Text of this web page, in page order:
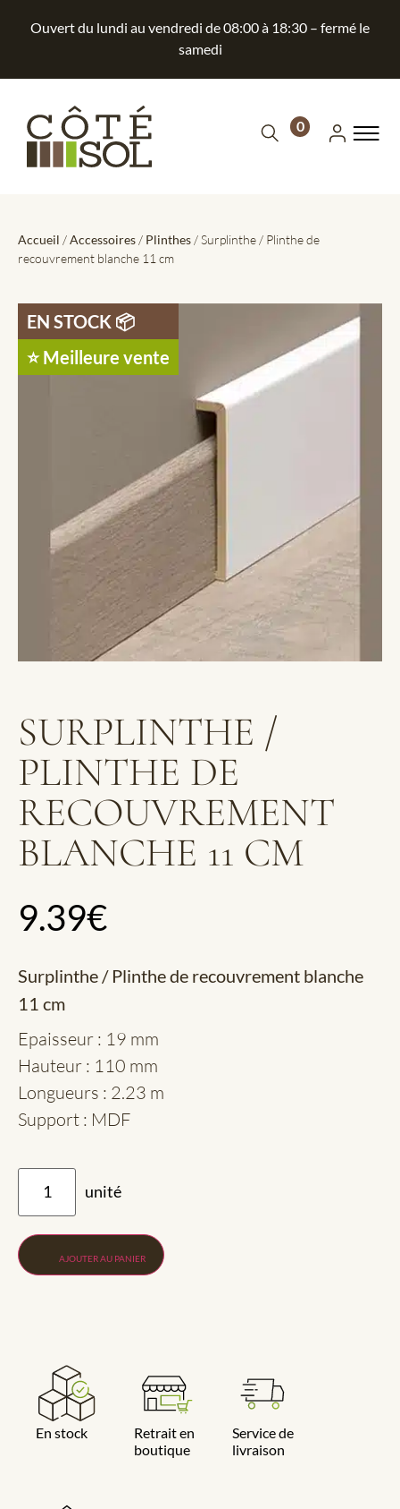
Ouvert du lundi au vendredi de 08:00 à 18:30 – fermé le
samedi
0
Accueil /Accessoires / Plinthes / Surplinthe / Plinthe de
recouvrement blanche 11 cm
EN STOCK ​📦
⭐️ Meilleure vente
SURPLINTHE /
PLINTHE DE
RECOUVREMENT
BLANCHE 11 CM
9.39€
Surplinthe / Plinthe de recouvrement blanche
11 cm
Epaisseur : 19 mm
Hauteur : 110 mm
Longueurs : 2.23 m
Support : MDF
AJOUTER AU PANIER
En stock
Retrait en
boutique
Service de
livraison